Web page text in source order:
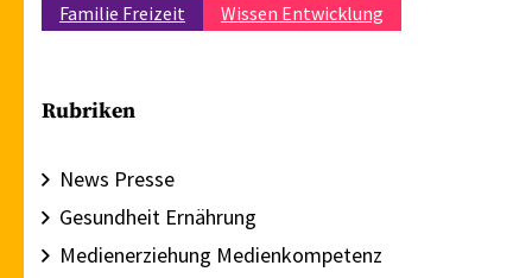
Familie Freizeit
Wissen Entwicklung
Rubriken
News Presse
Gesundheit Ernährung
Medienerziehung Medienkompetenz